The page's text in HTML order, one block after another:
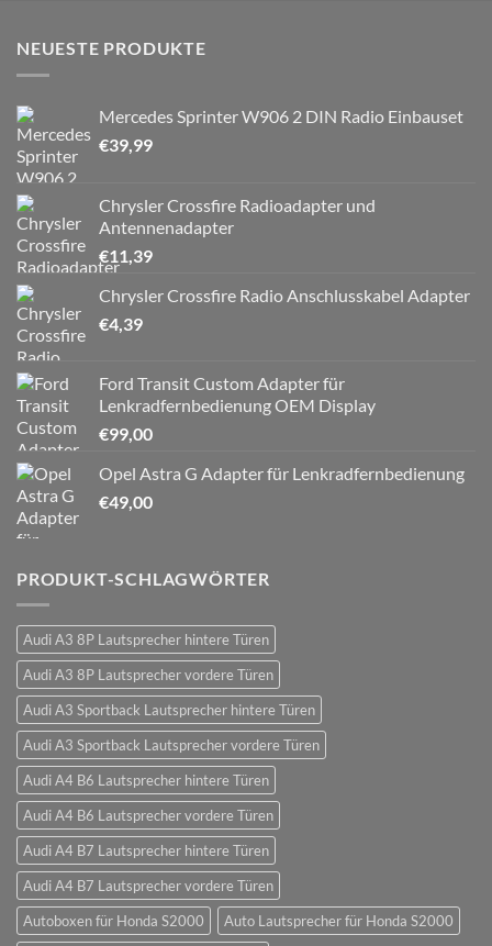
NEUESTE PRODUKTE
Mercedes Sprinter W906 2 DIN Radio Einbauset
€39,99
Chrysler Crossfire Radioadapter und
Antennenadapter
€11,39
Chrysler Crossfire Radio Anschlusskabel Adapter
€4,39
Ford Transit Custom Adapter für
Lenkradfernbedienung OEM Display
€99,00
Opel Astra G Adapter für Lenkradfernbedienung
€49,00
PRODUKT-SCHLAGWÖRTER
Audi A3 8P Lautsprecher hintere Türen
Audi A3 8P Lautsprecher vordere Türen
Audi A3 Sportback Lautsprecher hintere Türen
Audi A3 Sportback Lautsprecher vordere Türen
Audi A4 B6 Lautsprecher hintere Türen
Audi A4 B6 Lautsprecher vordere Türen
Audi A4 B7 Lautsprecher hintere Türen
Audi A4 B7 Lautsprecher vordere Türen
Autoboxen für Honda S2000
Auto Lautsprecher für Honda S2000